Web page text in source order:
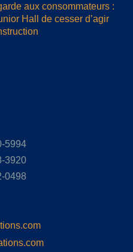
aux consommateurs :
Hall de cesser d’agir
5994
3920
0498